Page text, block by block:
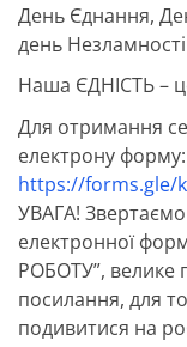
День Єднання,
день
Наша ЄДНІСТЬ –
Для отримання
електрону форму:
https://forms.gle/
УВАГА!
електронної
РОБОТУ”, велике
посилання, для
подивитися на